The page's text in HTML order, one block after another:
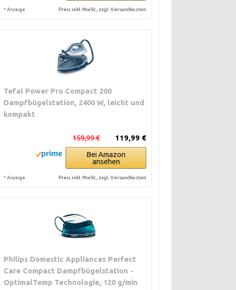
* Anzeige Preis inkl. MwSt., zzgl. Versandkosten
Tefal Power Pro Compact 200
Dampfbügelstation, 2400 W, leicht und
kompakt
119,99 €
159,99 €
Bei Amazon
ansehen
* Anzeige Preis inkl. MwSt., zzgl. Versandkosten
Philips Domestic Appliances Perfect
Care Compact Dampfbügelstation -
OptimalTemp Technologie, 120 g/min